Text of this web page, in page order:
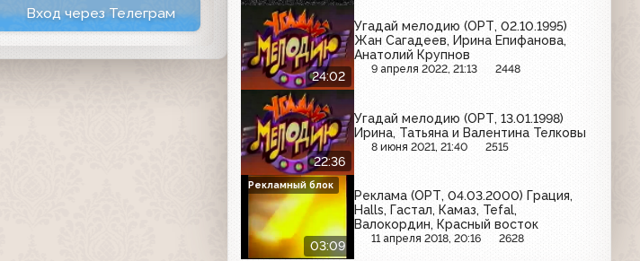
Вход через Телеграм
24:02
Угадай мелодию (ОРТ, 02.10.1995)
Жан Сагадеев, Ирина Епифанова,
Анатолий Крупнов
9 апреля 2022, 21:13 2448
22:36
Угадай мелодию (ОРТ, 13.01.1998)
Ирина, Татьяна и Валентина Телковы
8 июня 2021, 21:40 2515
03:09
Реклама (ОРТ, 04.03.2000) Грация,
Halls, Гастал, Камаз, Tefal,
Валокордин, Красный восток
11 апреля 2018, 20:16 2628
Рекламный блок